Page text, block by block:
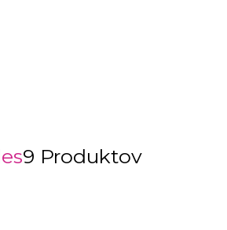
9 Produktov